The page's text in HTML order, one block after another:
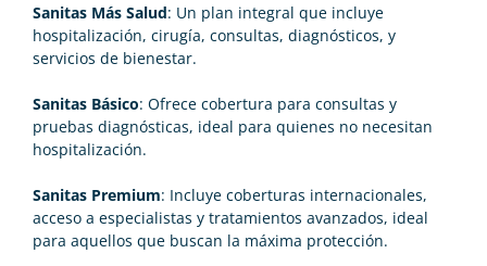
Sanitas Más Salud: Un plan integral que incluye
hospitalización, cirugía, consultas, diagnósticos, y
servicios de bienestar.
Sanitas Básico: Ofrece cobertura para consultas y
pruebas diagnósticas, ideal para quienes no necesitan
hospitalización.
Sanitas Premium: Incluye coberturas internacionales,
acceso a especialistas y tratamientos avanzados, ideal
para aquellos que buscan la máxima protección.